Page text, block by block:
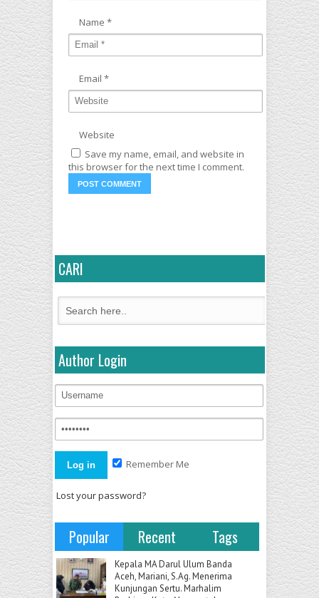
Name *
Email *
Website
Save my name, email, and website in
this browser for the next time I comment.
CARI
Author Login
Remember Me
Lost your password?
Popular Recent Tags
Kepala MA Darul Ulum Banda
Aceh, Mariani, S.Ag. Menerima
Kunjungan Sertu. Marhalim